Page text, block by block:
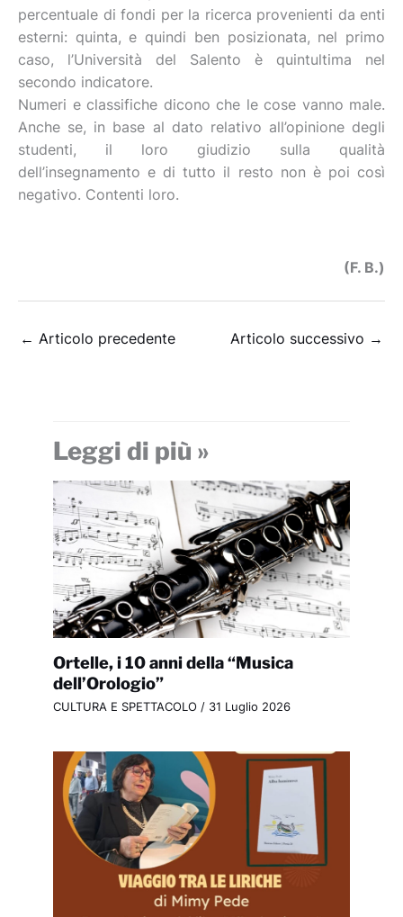
percentuale di fondi per la ricerca provenienti da enti
esterni: quinta, e quindi ben posizionata, nel primo
caso, l’Università del Salento è quintultima nel
secondo indicatore.
Numeri e classifiche dicono che le cose vanno male.
Anche se, in base al dato relativo all’opinione degli
studenti, il loro giudizio sulla qualità
dell’insegnamento e di tutto il resto non è poi così
negativo. Contenti loro.
(F. B.)
← Articolo precedente Articolo successivo →
Leggi di più »
Ortelle, i 10 anni della “Musica
dell’Orologio”
CULTURA E SPETTACOLO / 31 Luglio 2026